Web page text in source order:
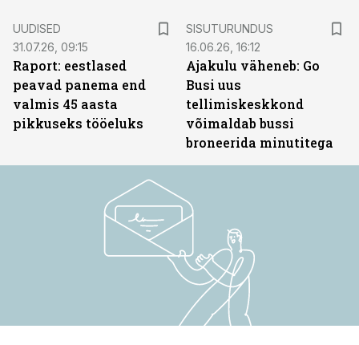
UUDISED
31.07.26, 09:15
Raport: eestlased
peavad panema end
valmis 45 aasta
pikkuseks tööeluks
SISUTURUNDUS
16.06.26, 16:12
Ajakulu väheneb: Go
Busi uus
tellimiskeskkond
võimaldab bussi
broneerida minutitega